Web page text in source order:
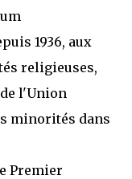
1936, aux
religieuses,
l'Union
minorités dans
Premier